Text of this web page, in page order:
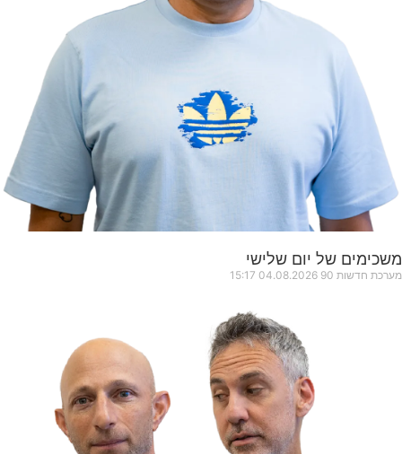
משכימים של יום שלישי
מערכת חדשות 90 04.08.2026
15:17